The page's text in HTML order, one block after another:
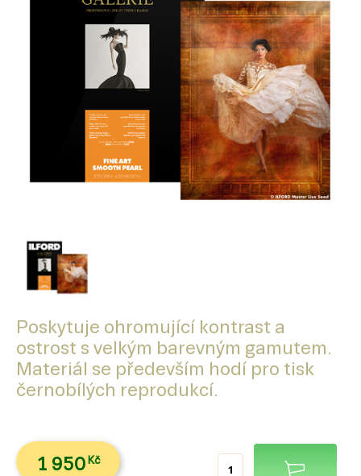
Poskytuje ohromující kontrast a
ostrost s velkým barevným gamutem.
Materiál se především hodí pro tisk
černobílých reprodukcí.
1 950 Kč